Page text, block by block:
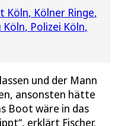
Köln Kölner Ringe
Köln Polizei Köln
und der Mann
ansonsten hätte
Boot wäre in das
erklärt Fischer.